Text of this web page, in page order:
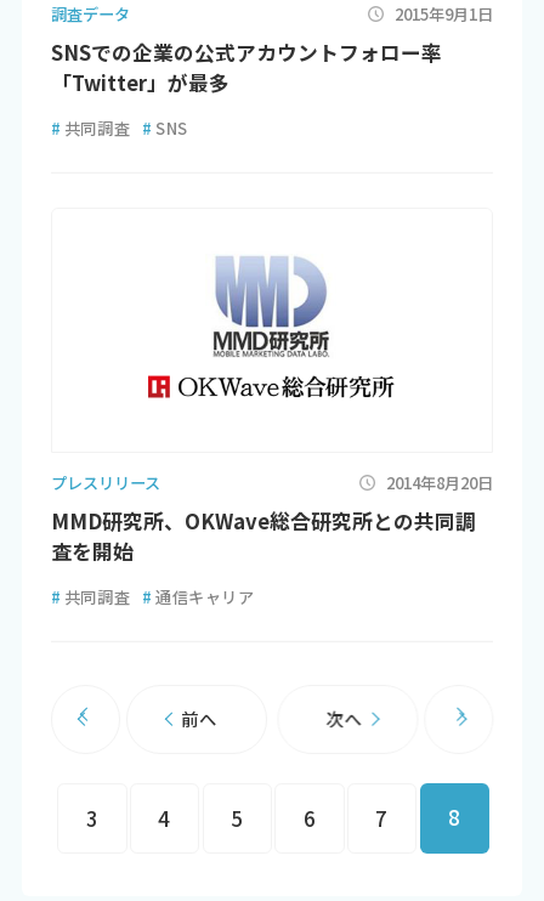
調査データ 2015年9月1日
SNSでの企業の公式アカウントフォロー率
「Twitter」が最多
# 共同調査 # SNS
プレスリリース 2014年8月20日
MMD研究所、OKWave総合研究所との共同調
査を開始
# 共同調査 # 通信キャリア
前へ
3 4 5 6 7 8
次へ